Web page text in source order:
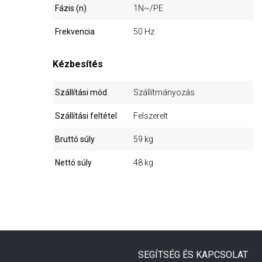
Fázis (n) 1N~/PE
Frekvencia 50 Hz
Kézbesítés
Szállítási mód Szállítmányozás
Szállítási feltétel Felszerelt
Bruttó súly 59 kg
Nettó súly 48 kg
SEGÍTSÉG ÉS KAPCSOLAT